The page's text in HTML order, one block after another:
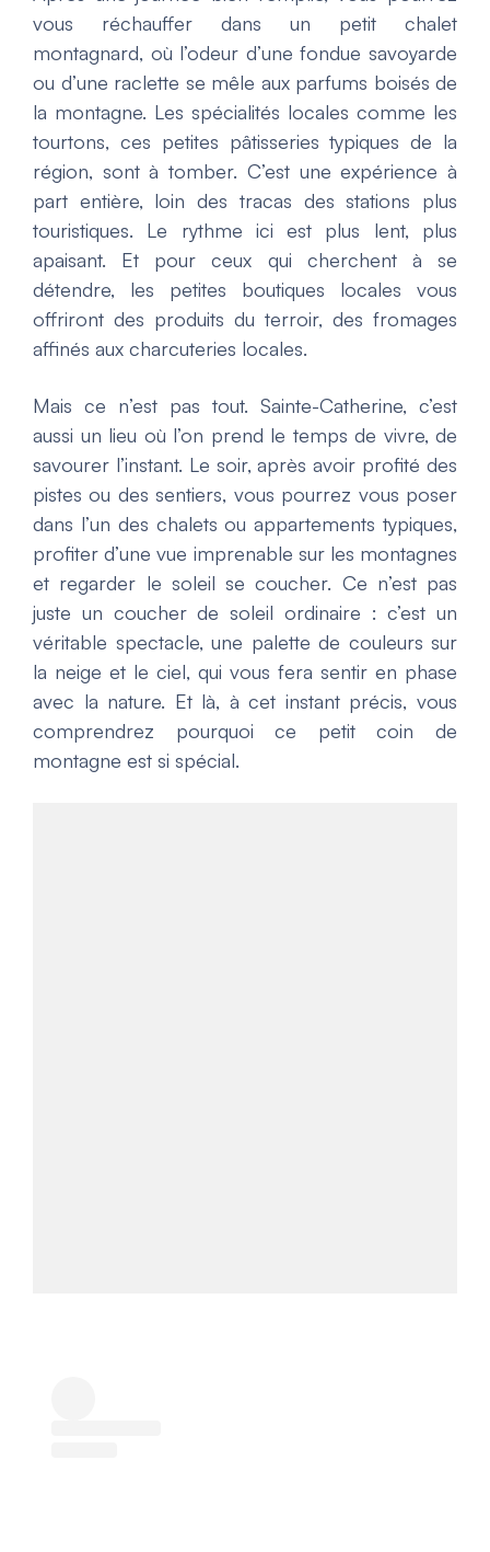
vous réchauffer dans un petit chalet
montagnard, où l’odeur d’une fondue savoyarde
ou d’une raclette se mêle aux parfums boisés de
la montagne. Les spécialités locales comme les
tourtons, ces petites pâtisseries typiques de la
région, sont à tomber. C’est une expérience à
part entière, loin des tracas des stations plus
touristiques. Le rythme ici est plus lent, plus
apaisant. Et pour ceux qui cherchent à se
détendre, les petites boutiques locales vous
offriront des produits du terroir, des fromages
affinés aux charcuteries locales.
Mais ce n’est pas tout. Sainte-Catherine, c’est
aussi un lieu où l’on prend le temps de vivre, de
savourer l’instant. Le soir, après avoir profité des
pistes ou des sentiers, vous pourrez vous poser
dans l’un des chalets ou appartements typiques,
profiter d’une vue imprenable sur les montagnes
et regarder le soleil se coucher. Ce n’est pas
juste un coucher de soleil ordinaire : c’est un
véritable spectacle, une palette de couleurs sur
la neige et le ciel, qui vous fera sentir en phase
avec la nature. Et là, à cet instant précis, vous
comprendrez pourquoi ce petit coin de
montagne est si spécial.